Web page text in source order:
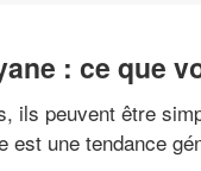
: ce que
ils peuvent être
est une tendance